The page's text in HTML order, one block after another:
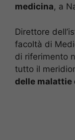
medicina, a
Direttore
facoltà di
di riferimento
tutto il
delle malattie